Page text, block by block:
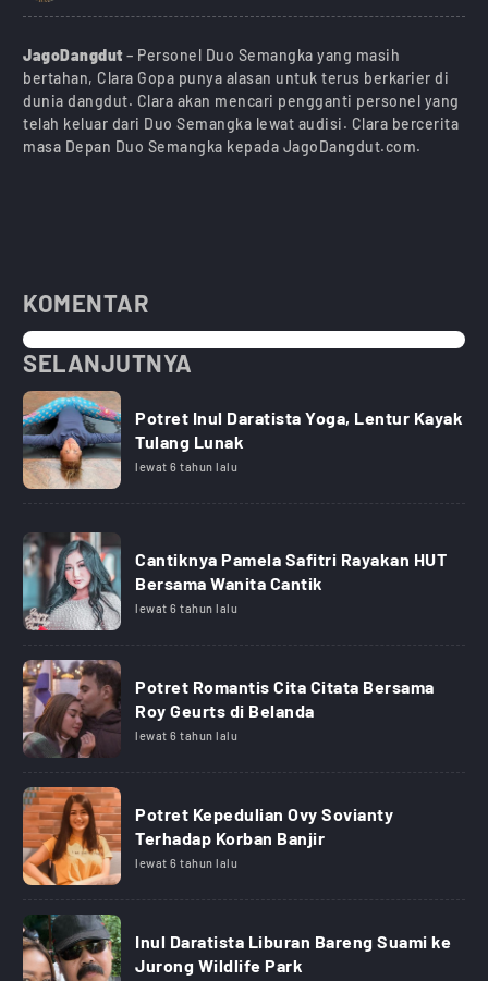
JagoDangdut– Personel Duo Semangka yang masih
bertahan, Clara Gopa punya alasan untuk terus berkarier di
dunia dangdut. Clara akan mencari pengganti personel yang
telah keluar dari Duo Semangka lewat audisi. Clara bercerita
masa Depan Duo Semangka kepada JagoDangdut.com.
KOMENTAR
SELANJUTNYA
Potret Inul Daratista Yoga, Lentur Kayak
Tulang Lunak
lewat 6 tahun lalu
Cantiknya Pamela Safitri Rayakan HUT
Bersama Wanita Cantik
lewat 6 tahun lalu
Potret Romantis Cita Citata Bersama
Roy Geurts di Belanda
lewat 6 tahun lalu
Potret Kepedulian Ovy Sovianty
Terhadap Korban Banjir
lewat 6 tahun lalu
Inul Daratista Liburan Bareng Suami ke
Jurong Wildlife Park